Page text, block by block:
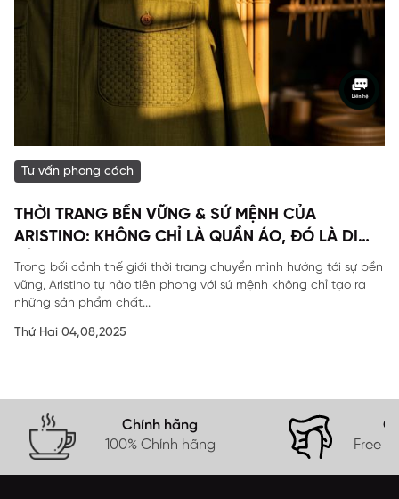
Tư vấn phong cách
THỜI TRANG BỀN VỮNG & SỨ MỆNH CỦA
ARISTINO: KHÔNG CHỈ LÀ QUẦN ÁO, ĐÓ LÀ DI
SẢN
Trong bối cảnh thế giới thời trang chuyển mình hướng tới sự bền
vững, Aristino tự hào tiên phong với sứ mệnh không chỉ tạo ra
những sản phẩm chất...
Thứ Hai 04,08,2025
Chính hãng
100% Chính hãng
Free